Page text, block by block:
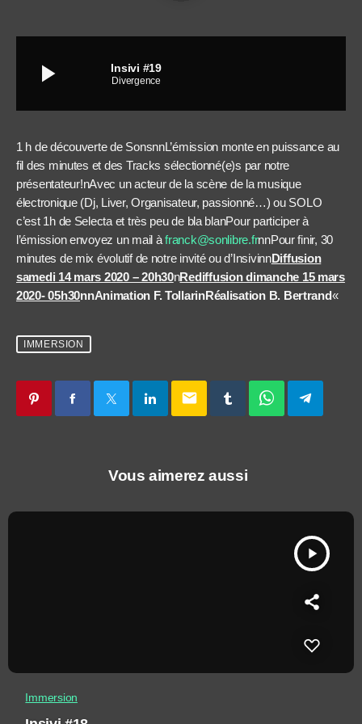
play_arrow Insivi #19
Divergence
1 h de découverte de SonsnnL’émission monte en puissance au
fil des minutes et des Tracks sélectionné(e)s par notre
présentateur!nAvec un acteur de la scène de la musique
électronique (Dj, Liver, Organisateur, passionné…) ou SOLO
c’est 1h de Selecta et très peu de bla blanPour participer à
l’émission envoyez un mail à franck@sonlibre.frnnPour finir, 30
minutes de mix évolutif de notre invité ou d’InsivinnDiffusion
samedi 14 mars 2020 – 20h30nRediffusion dimanche 15 mars
2020- 05h30nnAnimation F. TollarinRéalisation B. Bertrand«
IMMERSION
email
Vous aimerez aussi
play_arrow
Immersion